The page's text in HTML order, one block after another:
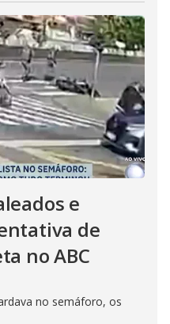
e
de
no ABC
no semáforo, os